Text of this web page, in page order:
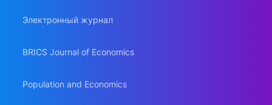
Электронный журнал
BRICS Journal of Economics
Population and Economics